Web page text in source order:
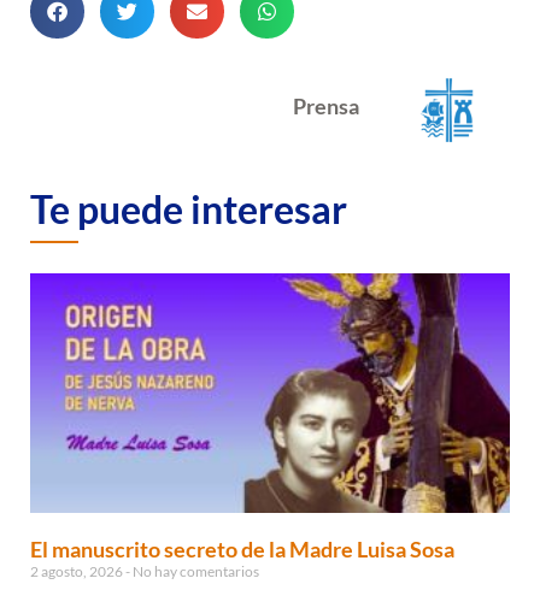
Prensa
Te puede interesar
El manuscrito secreto de la Madre Luisa Sosa
2 agosto, 2026 No hay comentarios